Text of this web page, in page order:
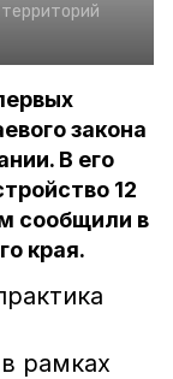
закона
В его
12
сообщили в
края.
рамках